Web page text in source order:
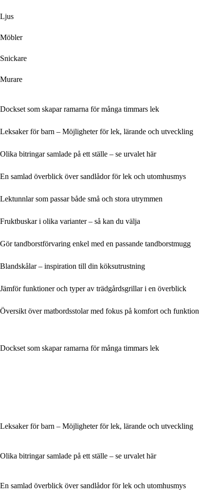
Ljus
Möbler
Snickare
Murare
Dockset som skapar ramarna för många timmars lek
Leksaker för barn – Möjligheter för lek, lärande och utveckling
Olika bitringar samlade på ett ställe – se urvalet här
En samlad överblick över sandlådor för lek och utomhusmys
Lek­tunnlar som passar både små och stora utrymmen
Fruktbuskar i olika varianter – så kan du välja
Gör tandborstförvaring enkel med en passande tandborstmugg
Blandskålar – inspiration till din köksutrustning
Jämför funktioner och typer av trädgårdsgrillar i en överblick
Översikt över matbordsstolar med fokus på komfort och funktion
Dockset som skapar ramarna för många timmars lek
Leksaker för barn – Möjligheter för lek, lärande och utveckling
Olika bitringar samlade på ett ställe – se urvalet här
En samlad överblick över sandlådor för lek och utomhusmys